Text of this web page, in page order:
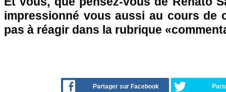
impressionné vous aussi au cours de
pas à réagir dans la rubrique
Partager sur Facebook